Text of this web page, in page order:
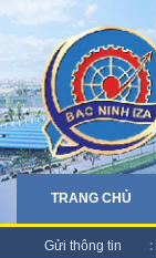
TRANG CHỦ
Gửi thông tin